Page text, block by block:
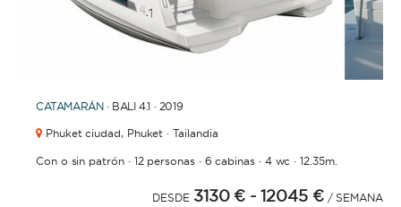
CATAMARÁN · BALI 4.1 · 2019
Phuket ciudad, Phuket · Tailandia
Con o sin patrón· 12 personas· 6 cabinas· 4 wc ·12.35m.
DESDE 3130 € - 12045 € / SEMANA